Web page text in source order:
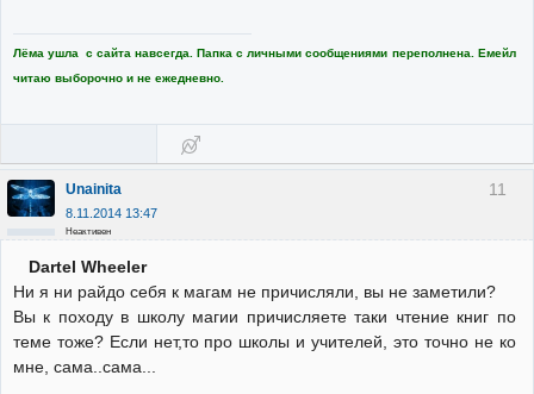
Лёма ушла с сайта навсегда. Папка с личными сообщениями переполнена. Емейл
читаю выборочно и не ежедневно.
11
Unainita
8.11.2014 13:47
Неактивен
Dartel Wheeler
Ни я ни райдо себя к магам не причисляли, вы не заметили?
Вы к походу в школу магии причисляете таки чтение книг по
теме тоже? Если нет,то про школы и учителей, это точно не ко
мне, сама..сама...